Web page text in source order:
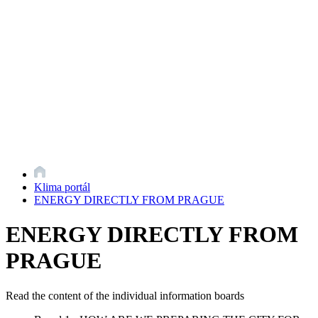
Klima portál
ENERGY DIRECTLY FROM PRAGUE
ENERGY DIRECTLY FROM
PRAGUE
Read the content of the individual information boards